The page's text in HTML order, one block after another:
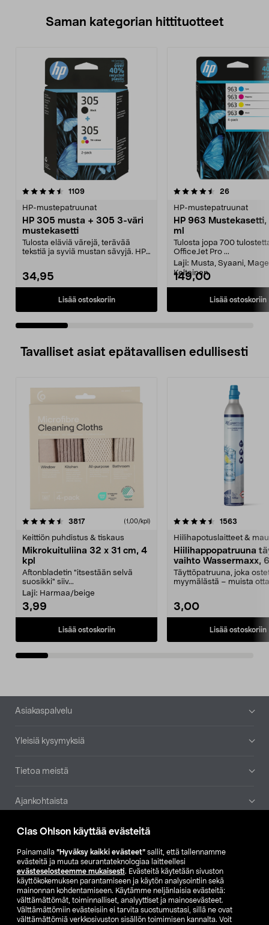
Clas Ohlson käyttää evästeitä
Painamalla ”Hyväksy kaikki evästeet” sallit, että tallennamme
evästeitä ja muuta seurantateknologiaa laitteellesi
evästeselosteemme mukaisesti. Evästeitä käytetään sivuston
käyttökokemuksen parantamiseen ja käytön analysointiin sekä
mainonnan kohdentamiseen. Käytämme neljänlaisia evästeitä:
välttämättömät, toiminnalliset, analyyttiset ja mainosevästeet.
Välttämättömiin evästeisiin ei tarvita suostumustasi, sillä ne ovat
välttämättömiä verkkosivuston sisällön toimimisen kannalta. Voit
Saman kategorian hittituotteet
1109arvostelut
HP-mustepatruunat
HP 305 musta + 305 3-väri
mustekasetti
Tulosta eläviä värejä, terävää
tekstiä ja syviä mustan sävyjä. HP
34,95
Lisää ostoskoriin
4.5 viidestä
26arvostelut
HP-mustepatruunat
HP 963 Mustekasetti,
ml
Tulosta jopa 700
OfficeJet Pro ...
Laji: Musta, Syaani,
Keltainen
149,00
Lisää ostoskoriin
4.5 viidestä
Tavalliset asiat epätavallisen edullisesti
3817arvostelut (1,00/kpl)
Keittiön puhdistus & tiskaus
Mikrokuituliina 32 x 31 cm, 4
kpl
Aftonbladetin "itsestään selvä
suosikki" siiv...
Laji: Harmaa/beige
3,99
Lisää ostoskoriin
4.5viidestä
1563
Hiilihapotuslaitteet &
Hiilihappopatruuna
vaihto Wassermaxx,
Täyttöpatruuna, joka
myymälästä – muista
3,00
Lisää ostoskoriin
4.5viidestä
Alatunniste
Asiakaspalvelu
Yleisiä kysymyksiä
Tietoa meistä
Ajankohtaista
Muut yrityksemme
Etsi myymälä
SE NO FI
FI SV